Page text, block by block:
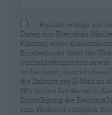
Hiermit willige ich
Daten von Bierothek
Führung eines
Kundenkonto dient der
Verkaufstätigkeiten sowie
ist bewusst, dass ich
die Zukunft per E-Mail an
Wir setzen Sie davon in
Einwilligung die
zum Widerruf erfolgten